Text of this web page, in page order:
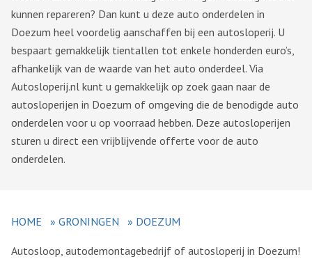
kunnen repareren? Dan kunt u deze auto onderdelen in
Doezum heel voordelig aanschaffen bij een autosloperij. U
bespaart gemakkelijk tientallen tot enkele honderden euro’s,
afhankelijk van de waarde van het auto onderdeel. Via
Autosloperij.nl kunt u gemakkelijk op zoek gaan naar de
autosloperijen in Doezum of omgeving die de benodigde auto
onderdelen voor u op voorraad hebben. Deze autosloperijen
sturen u direct een vrijblijvende offerte voor de auto
onderdelen.
HOME » GRONINGEN » DOEZUM
Autosloop, autodemontagebedrijf of autosloperij in Doezum!